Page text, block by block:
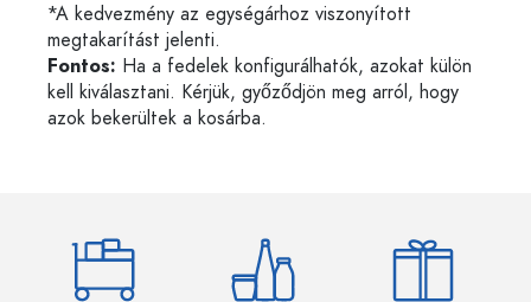
*A kedvezmény az egységárhoz viszonyított
megtakarítást jelenti.
Fontos: Ha a fedelek konfigurálhatók, azokat külön
kell kiválasztani. Kérjük, győződjön meg arról, hogy
azok bekerültek a kosárba.